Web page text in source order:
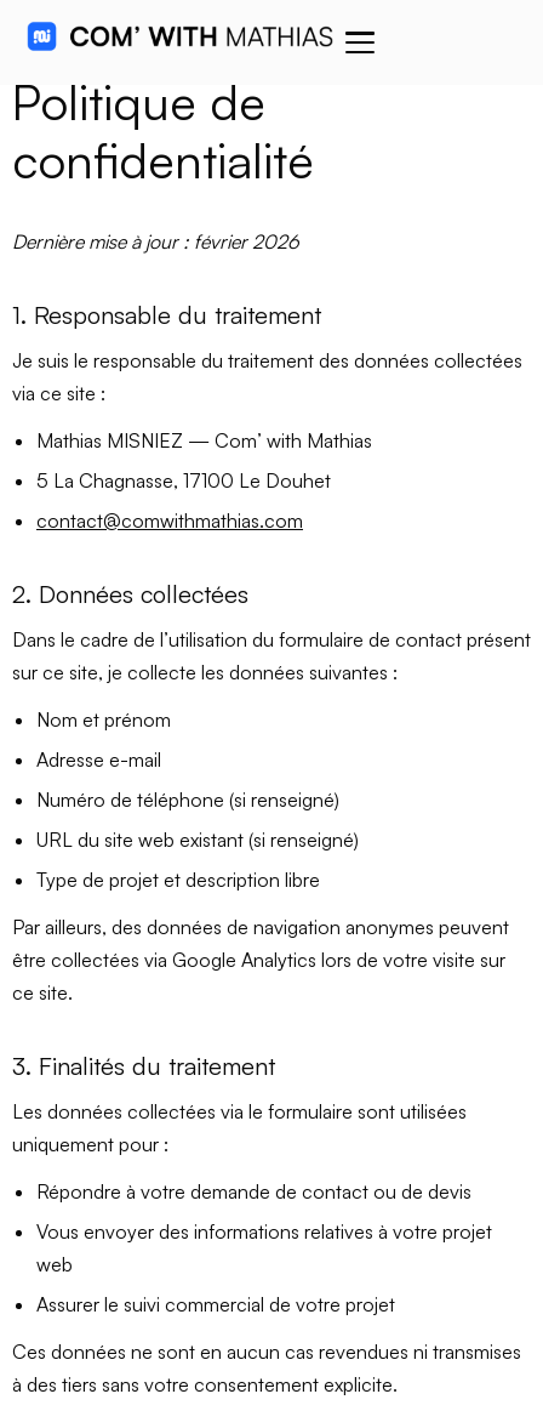
Politique de
confidentialité
Dernière mise à jour : février 2026
1. Responsable du traitement
Je suis le responsable du traitement des données collectées
via ce site :
Mathias MISNIEZ — Com’ with Mathias
5 La Chagnasse, 17100 Le Douhet
contact@comwithmathias.com
2. Données collectées
Dans le cadre de l’utilisation du formulaire de contact présent
sur ce site, je collecte les données suivantes :
Nom et prénom
Adresse e-mail
Numéro de téléphone (si renseigné)
URL du site web existant (si renseigné)
Type de projet et description libre
Par ailleurs, des données de navigation anonymes peuvent
être collectées via Google Analytics lors de votre visite sur
ce site.
3. Finalités du traitement
Les données collectées via le formulaire sont utilisées
uniquement pour :
Répondre à votre demande de contact ou de devis
Vous envoyer des informations relatives à votre projet
web
Assurer le suivi commercial de votre projet
Ces données ne sont en aucun cas revendues ni transmises
à des tiers sans votre consentement explicite.